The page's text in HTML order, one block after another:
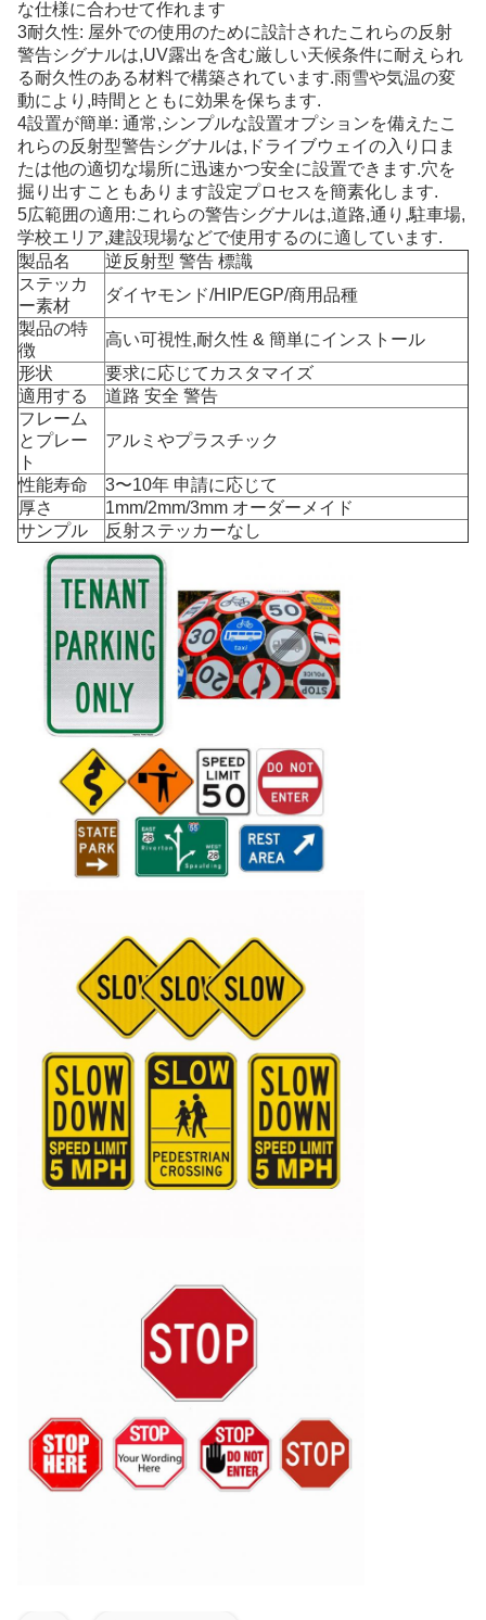
な仕様に合わせて作れます
3耐久性: 屋外での使用のために設計されたこれらの反射
警告シグナルは,UV露出を含む厳しい天候条件に耐えられ
る耐久性のある材料で構築されています.雨雪や気温の変
動により,時間とともに効果を保ちます.
4設置が簡単: 通常,シンプルな設置オプションを備えたこ
れらの反射型警告シグナルは,ドライブウェイの入り口ま
たは他の適切な場所に迅速かつ安全に設置できます.穴を
掘り出すこともあります設定プロセスを簡素化します.
5広範囲の適用:これらの警告シグナルは,道路,通り,駐車場,
学校エリア,建設現場などで使用するのに適しています.
製品名
逆反射型 警告 標識
ステッカ
ー素材
ダイヤモンド/HIP/EGP/商用品種
製品の特
徴
高い可視性,耐久性 & 簡単にインストール
形状
要求に応じてカスタマイズ
適用する
道路 安全 警告
フレーム
とプレー
ト
アルミやプラスチック
性能寿命
3〜10年 申請に応じて
厚さ
1mm/2mm/3mm オーダーメイド
サンプル
反射ステッカーなし